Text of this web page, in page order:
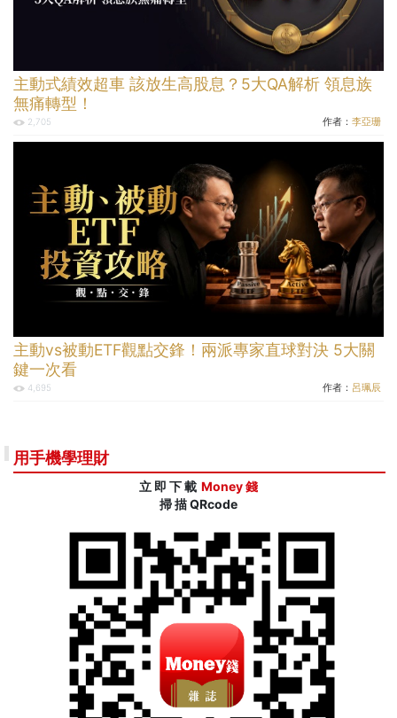
主動式績效超車 該放生高股息？5大QA解析 領息族
無痛轉型！
2,705 作者： 李亞珊
主動vs被動ETF觀點交鋒！兩派專家直球對決 5大關
鍵一次看
4,695 作者： 呂珮辰
用手機學理財
立 即 下 載 Money 錢
掃 描 QRcode